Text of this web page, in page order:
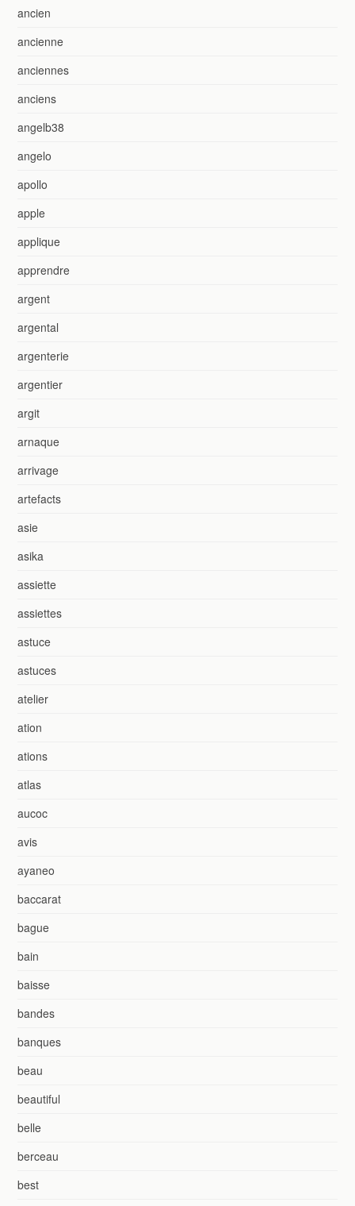
ancien
ancienne
anciennes
anciens
angelb38
angelo
apollo
apple
applique
apprendre
argent
argental
argenterie
argentier
argit
arnaque
arrivage
artefacts
asie
asika
assiette
assiettes
astuce
astuces
atelier
ation
ations
atlas
aucoc
avis
ayaneo
baccarat
bague
bain
baisse
bandes
banques
beau
beautiful
belle
berceau
best